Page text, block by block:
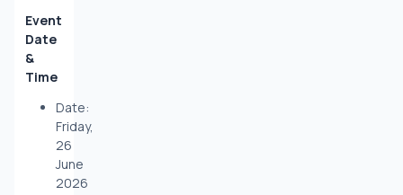
Event
Date
&
Time
Date:
Friday,
26
June
2026